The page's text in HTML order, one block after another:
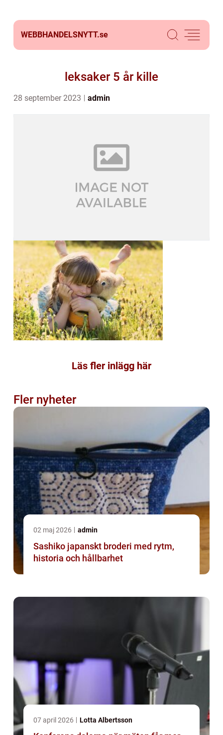
WEBBHANDELSNYTT.se
leksaker 5 år kille
28 september 2023 admin
Läs fler inlägg här
Fler nyheter
02 maj 2026 admin
Sashiko japanskt broderi med rytm,
historia och hållbarhet
07 april 2026 Lotta Albertsson